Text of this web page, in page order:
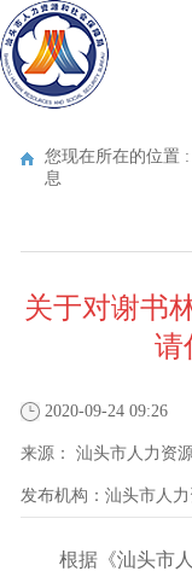
您现在所在的位置 :
息
关于对谢书
请
2020-09-24 09:26
来源： 汕头市人力资
发布机构： 汕头市人
根据《汕头市人